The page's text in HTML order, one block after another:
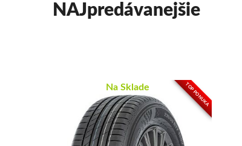
NAJpredávanejšie
TOP PONUKA
Na Sklade